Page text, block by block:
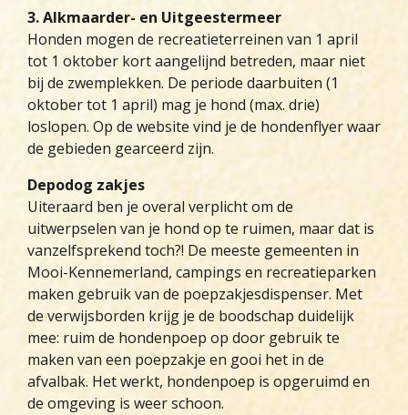
3. Alkmaarder- en Uitgeestermeer
Honden mogen de recreatieterreinen van 1 april
tot 1 oktober kort aangelijnd betreden, maar niet
bij de zwemplekken. De periode daarbuiten (1
oktober tot 1 april) mag je hond (max. drie)
loslopen. Op de website vind je de hondenflyer waar
de gebieden gearceerd zijn.
Depodog zakjes
Uiteraard ben je overal verplicht om de
uitwerpselen van je hond op te ruimen, maar dat is
vanzelfsprekend toch?! De meeste gemeenten in
Mooi-Kennemerland, campings en recreatieparken
maken gebruik van de poepzakjesdispenser. Met
de verwijsborden krijg je de boodschap duidelijk
mee: ruim de hondenpoep op door gebruik te
maken van een poepzakje en gooi het in de
afvalbak. Het werkt, hondenpoep is opgeruimd en
de omgeving is weer schoon.